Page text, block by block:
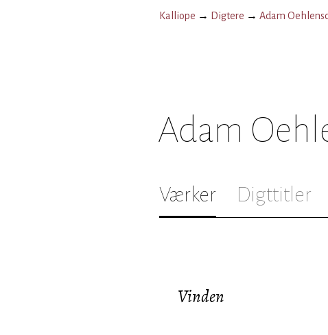
Kalliope → Digtere → Adam
Adam
Værker Digttitler
Vinden